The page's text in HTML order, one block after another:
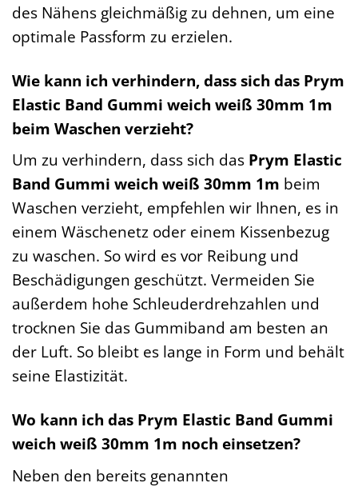
des Nähens gleichmäßig zu dehnen, um eine
optimale Passform zu erzielen.
Wie kann ich verhindern, dass sich das Prym
Elastic Band Gummi weich weiß 30mm 1m
beim Waschen verzieht?
Um zu verhindern, dass sich das Prym Elastic
Band Gummi weich weiß 30mm 1m beim
Waschen verzieht, empfehlen wir Ihnen, es in
einem Wäschenetz oder einem Kissenbezug
zu waschen. So wird es vor Reibung und
Beschädigungen geschützt. Vermeiden Sie
außerdem hohe Schleuderdrehzahlen und
trocknen Sie das Gummiband am besten an
der Luft. So bleibt es lange in Form und behält
seine Elastizität.
Wo kann ich das Prym Elastic Band Gummi
weich weiß 30mm 1m noch einsetzen?
Neben den bereits genannten